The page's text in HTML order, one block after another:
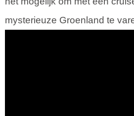
mysterieuze Groenland te